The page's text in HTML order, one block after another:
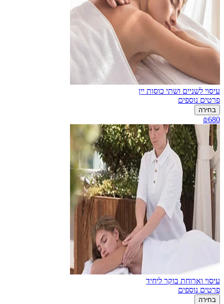
עיסוי לשניים ושתי כוסות יין
פרטים נוספים
בחירה
₪680
עיסוי וארוחת בוקר ליחיד
פרטים נוספים
בחירה